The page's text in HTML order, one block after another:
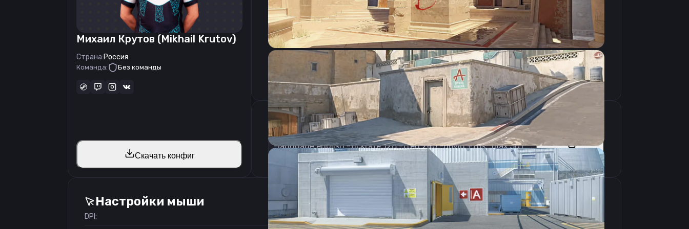
Михаил Крутов (Mikhail Krutov)
Страна:Россия
Команда: Без команды
Скачать конфиг
CSGO-dkopd-WNA72-kcxim-AHSoQ-Ukf4D
Скопировать
Параметры запуска
-language english -tickrate 128 -freq 240 -novid +fps_max 301
Скопировать
Настройки мыши
DPI:
400
Настройки экрана
Разрешение
1024×768